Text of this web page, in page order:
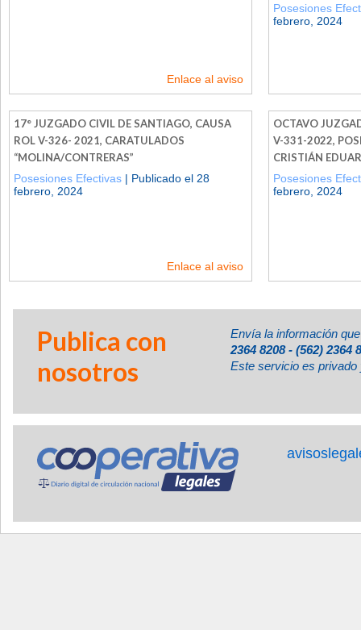
Enlace al aviso
Posesiones
febrero, 2024
17° JUZGADO CIVIL DE SANTIAGO, CAUSA
ROL V-326- 2021, CARATULADOS
“MOLINA/CONTRERAS”
Posesiones Efectivas | Publicado el 28
febrero, 2024
Enlace al aviso
OCTAVO
V-331-2022,
CRISTIÁN
Posesiones
febrero, 2024
Publica con
nosotros
Envía la información
2364 8208 - (562) 2364
Este servicio es privado